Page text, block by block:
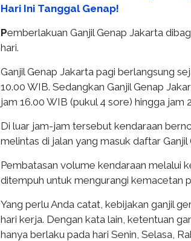
Hari Ini Tanggal Genap!
Pemberlakuan Ganjil Genap Jakarta
hari.
Ganjil Genap Jakarta pagi berlangsung
10.00 WIB. Sedangkan Ganjil Genap
jam 16.00 WIB (pukul 4 sore) hingga jam
Di luar jam-jam tersebut kendaraan
melintas di jalan yang masuk daftar
Pembatasan volume kendaraan melalui
ditempuh untuk mengurangi kemacetan
Yang perlu Anda catat, kebijakan ganjil
hari kerja. Dengan kata lain, ketentuan
hanya berlaku pada hari Senin, Selasa,